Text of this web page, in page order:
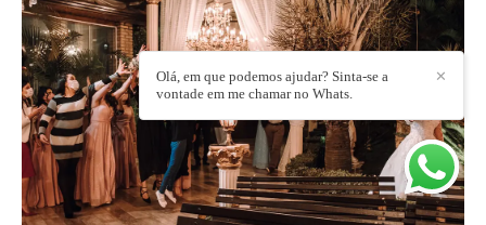
✕
Olá, em que podemos ajudar? Sinta-se a
vontade em me chamar no Whats.